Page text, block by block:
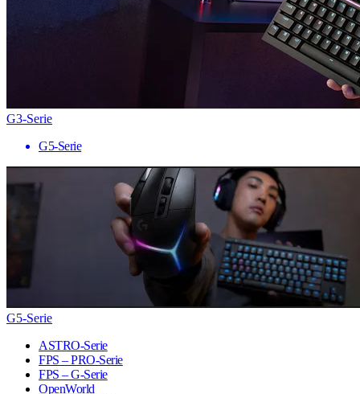
G3-Serie
G5-Serie
G5-Serie
ASTRO-Serie
FPS – PRO-Serie
FPS – G-Serie
OpenWorld